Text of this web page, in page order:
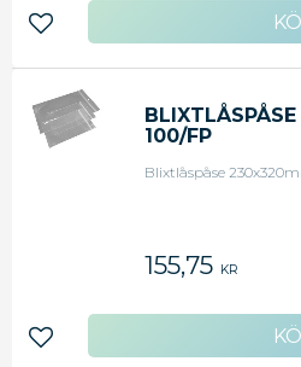
Lägg till i favoriter
100/FP
Blixtlåspåse
155,75 KR
Lägg till i favoriter